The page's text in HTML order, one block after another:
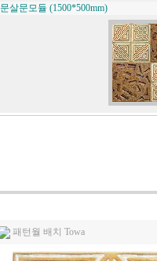
문살문모듈 (1500*500mm)
패턴월 배치 Towa